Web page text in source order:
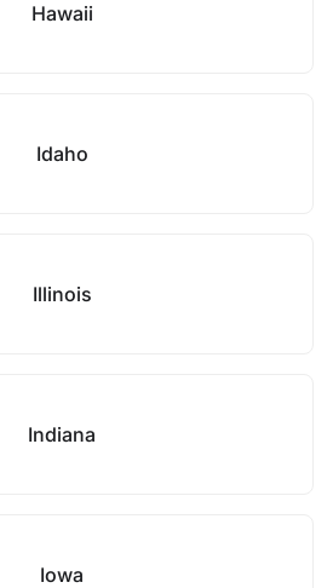
Hawaii
Idaho
Illinois
Indiana
Iowa